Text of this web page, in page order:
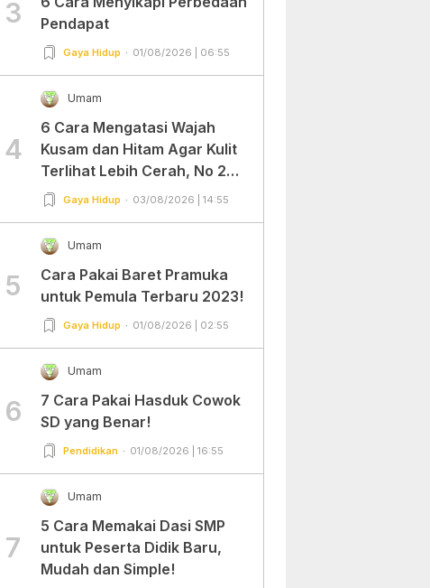
3
Pendapat
Gaya Hidup 01/08/2026 | 06:55
4
Umam
6 Cara Mengatasi Wajah
Kusam dan Hitam Agar Kulit
Terlihat Lebih Cerah, No 2
Gampang Banget dan Mudah
Gaya Hidup 03/08/2026 | 14:55
5
Umam
Cara Pakai Baret Pramuka
untuk Pemula Terbaru 2023!
Gaya Hidup 01/08/2026 | 02:55
6
Umam
7 Cara Pakai Hasduk Cowok
SD yang Benar!
Pendidikan 01/08/2026 | 16:55
7
Umam
5 Cara Memakai Dasi SMP
untuk Peserta Didik Baru,
Mudah dan Simple!